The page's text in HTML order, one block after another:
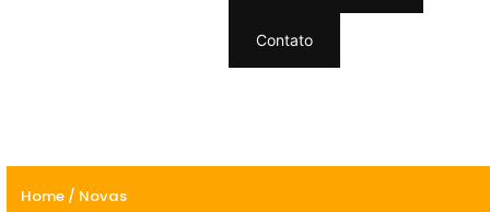
Contato
Home / Novas